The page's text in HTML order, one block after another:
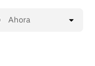
Ahora